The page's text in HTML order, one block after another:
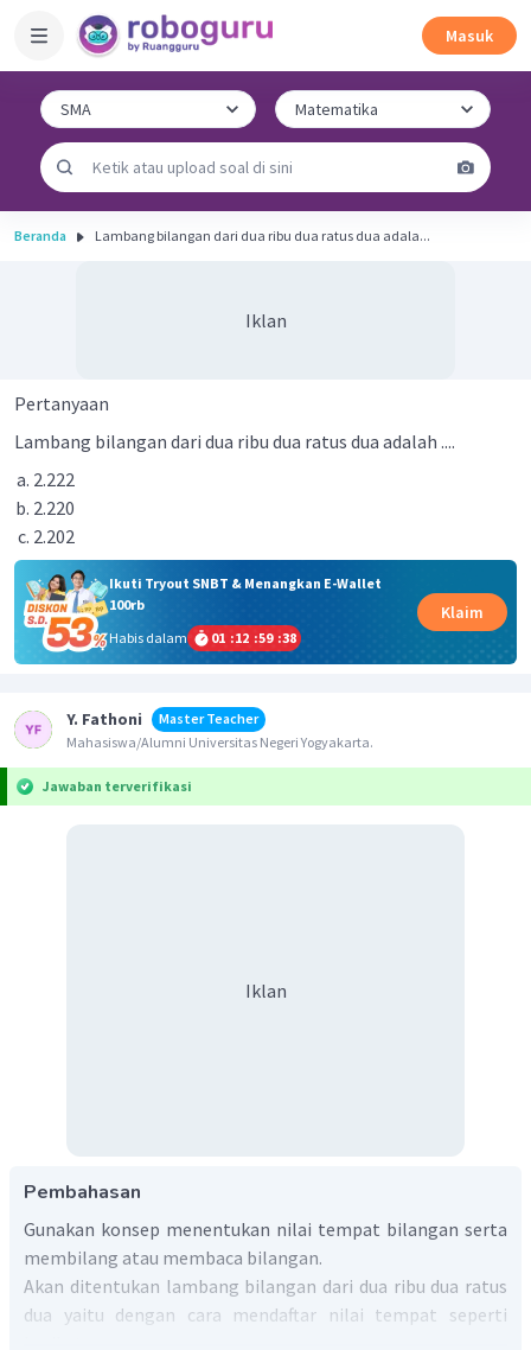
Masuk
Beranda Lambang bilangan dari dua ribu dua ratus dua adala...
Iklan
Pertanyaan
Lambang bilangan dari dua ribu dua ratus dua adalah ....
2.222
2.220
2.202
Ikuti Tryout SNBT & Menangkan E-Wallet
100rb
Habis dalam
01 :12 :59 :38
Klaim
Y. Fathoni
Master Teacher
Mahasiswa/Alumni Universitas Negeri Yogyakarta.
Jawaban terverifikasi
Iklan
Pembahasan
Gunakan konsep menentukan nilai tempat bilangan serta
membilang atau membaca bilangan.
Akan ditentukan lambang bilangan dari dua ribu dua ratus
dua yaitu dengan cara mendaftar nilai tempat seperti